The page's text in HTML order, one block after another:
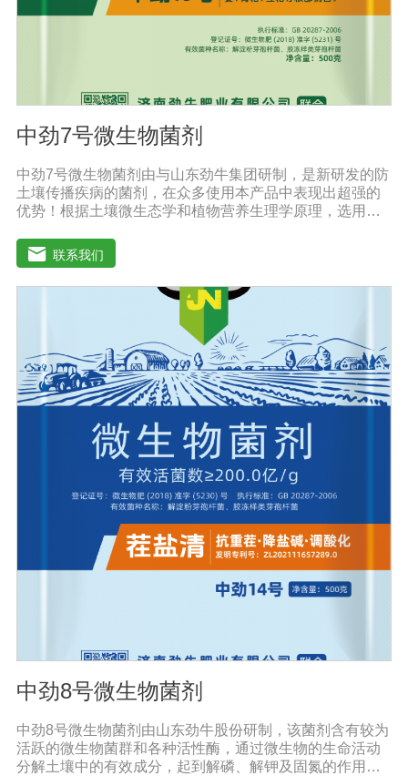
中劲7号微生物菌剂
中劲7号微生物菌剂由与山东劲牛集团研制，是新研发的防
土壤传播疾病的菌剂，在众多使用本产品中表现出超强的
优势！根据土壤微生态学和植物营养生理学原理，选用有
而成的农用生物制剂。它利用微生物自身的寄生作用，并
释放出对土壤传播疾病和植物疾病、对细菌、真菌等具有
杀灭作用的化学物质，再辅助特殊增效剂，能快速、高效
抑制作物真菌、细菌病害。不仅有效地预防和控制多种作
萎病、立枯病等多种病害功效，等土传病害的抗病力；从
而有效地解决由土传病害引起的作物根部病害及蔬菜苗期
病害。同时还有提高作物免疫力和抗逆性，促进作物生
长，改善品质，促进生长的代谢产物，促进根系生长，产
生分解不溶性磷酸盐、硅酸盐和含钾矿物的代谢产物，促
进植物对磷、钾、硅等营养元素的利用；增产30%-50%；
提早成熟，最终达到增产增收的目的。且持效期较长，对
环境友好，对生态没有破坏性，符合我国农业可持续发展
的要求，是生产绿色食品作物的首选产品。
联系我们
中劲8号微生物菌剂
中劲8号微生物菌剂由山东劲牛股份研制，该菌剂含有较为
活跃的微生物菌群和各种活性酶，通过微生物的生命活动
分解土壤中的有效成分，起到解磷、解钾及固氮的作用，